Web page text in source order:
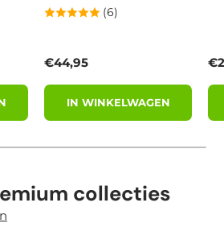
(6)
Reguliere prijs
€44,95
IN WINKELWAGEN
collecties